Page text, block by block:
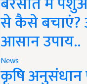
से कैसे बचाएं?
आसान उपाय..
News
कृषि अनुसंधान